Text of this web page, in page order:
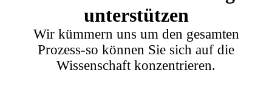
unterstützen
Wir kümmern uns um den gesamten
Prozess-so können Sie sich auf die
Wissenschaft konzentrieren.